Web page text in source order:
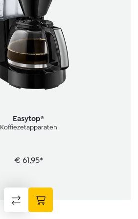
Easytop®
Koffiezetapparaten
€ 61,95*